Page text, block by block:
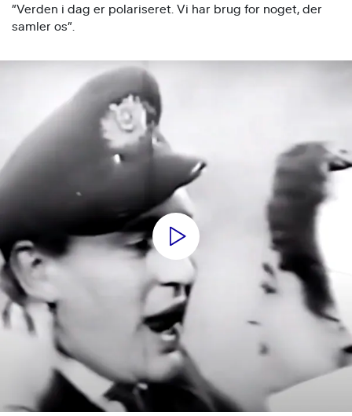
”Verden i dag er polariseret. Vi har brug for noget, der
samler os”.